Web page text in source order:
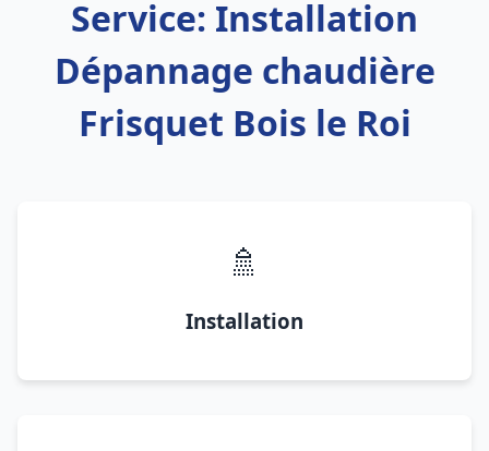
Service: Installation
Dépannage chaudière
Frisquet Bois le Roi
🚿
Installation